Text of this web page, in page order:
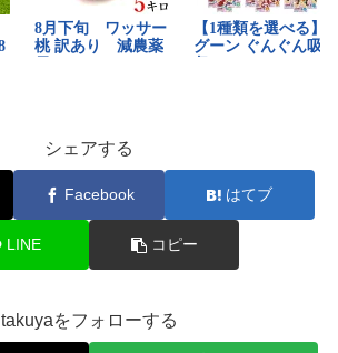
シェアする
Facebook はてブ
LINE コピー
takuyaをフォローする